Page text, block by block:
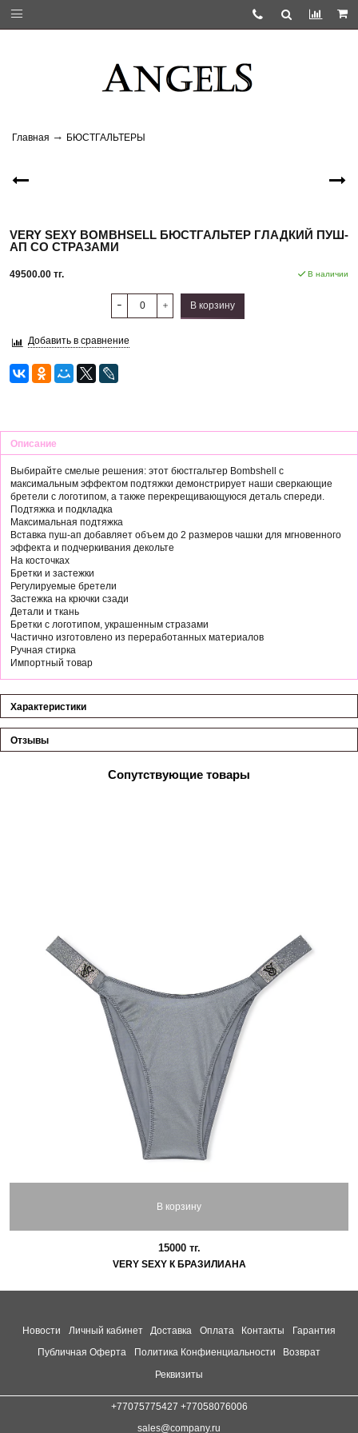
Главная БЮСТГАЛЬТЕРЫ
VERY SEXY BOMBHSELL БЮСТГАЛЬТЕР ГЛАДКИЙ ПУШ-
АП СО СТРАЗАМИ
49500.00 тг. В наличии
В корзину
Добавить в сравнение
Описание
Выбирайте смелые решения: этот бюстгальтер Bombshell с
максимальным эффектом подтяжки демонстрирует наши сверкающие
бретели с логотипом, а также перекрещивающуюся деталь спереди.
Подтяжка и подкладка
Максимальная подтяжка
Вставка пуш-ап добавляет объем до 2 размеров чашки для мгновенного
эффекта и подчеркивания декольте
На косточках
Бретки и застежки
Регулируемые бретели
Застежка на крючки сзади
Детали и ткань
Бретки с логотипом, украшенным стразами
Частично изготовлено из переработанных материалов
Ручная стирка
Импортный товар
Характеристики
Отзывы
Сопутствующие товары
В корзину
15000 тг.
VERY SEXY К БРАЗИЛИАНА
Новости Личный кабинет Доставка Оплата Контакты
Гарантия
Публичная Оферта
Политика Конфиенциальности
Возврат
Реквизиты
+77075775427 +77058076006
sales@company.ru